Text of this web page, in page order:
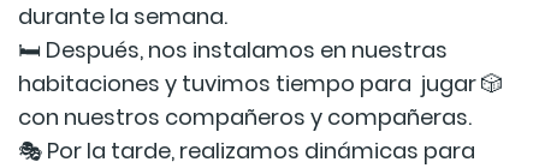
durante la semana.
🛏️ Después, nos instalamos en nuestras
habitaciones y tuvimos tiempo para jugar 🎲
con nuestros compañeros y compañeras.
🎭 Por la tarde, realizamos dinámicas para